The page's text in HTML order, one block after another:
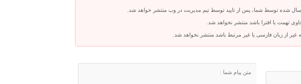
شده توسط شما، پس از تایید توسط تیم مدیریت در وب منتشر خواهد شد.
تهمت یا افترا باشد منتشر نخواهد شد.
غیر از زبان فارسی یا غیر مرتبط باشد منتشر نخواهد شد.